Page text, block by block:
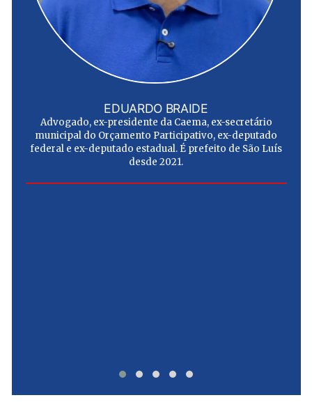
EDUARDO BRAIDE
Advogado, ex-presidente da Caema, ex-secretário
municipal do Orçamento Participativo, ex-deputado
federal e ex-deputado estadual. É prefeito de São Luís
desde 2021.